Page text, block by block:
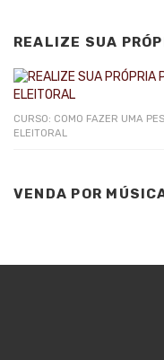
REALIZE SUA
CURSO: COMO FAZER UMA
ELEITORAL
VENDA POR